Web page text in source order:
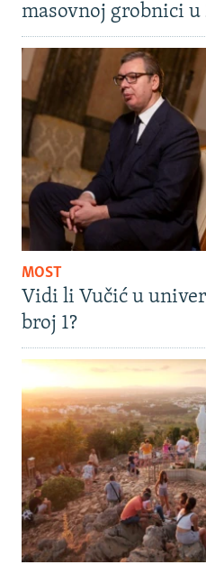
masovnoj grobnici u
MOST
Vidi li Vučić u
broj 1?